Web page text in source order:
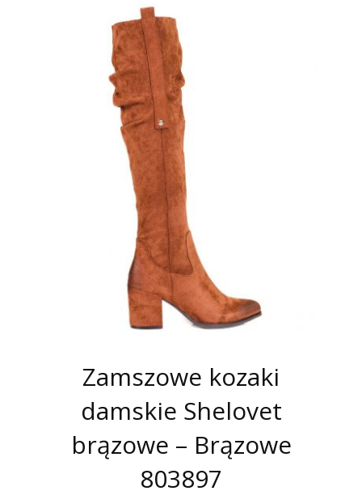
Zamszowe kozaki
damskie Shelovet
brązowe – Brązowe
803897